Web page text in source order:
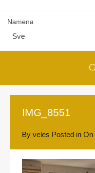
Namena
Sve
IMG_8551
By veles Posted in On